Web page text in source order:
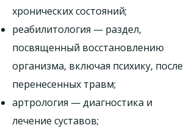
хронических состояний;
реабилитология — раздел,
посвященный восстановлению
организма, включая психику, после
перенесенных травм;
артрология — диагностика и
лечение суставов;